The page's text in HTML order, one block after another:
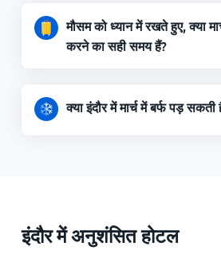
मौसम को ध्यान में रखते हुए, क्या
करने का सही समय हैं?
क्या इंदौर में मार्च में बर्फ पड़ सकती
इंदौर में अनुशंसित होटल